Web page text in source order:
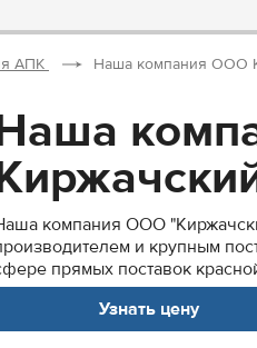
АПК Наша компания ООО
компания ООО
и крупным
прямых поставок
Узнать цену